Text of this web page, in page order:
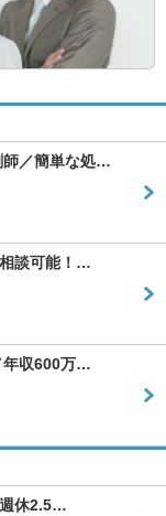
師／簡単な処…
相談可能！…
年収600万…
休2.5…